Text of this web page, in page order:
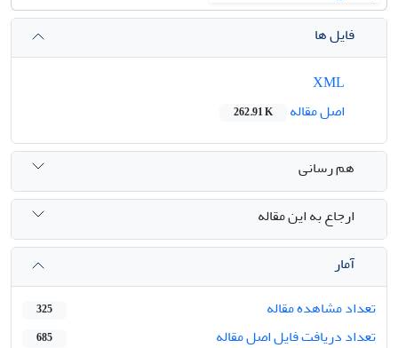
فایل ها
اصل مقاله
262.91 K
هم رسانی
ارجاع به این مقاله
آمار
تعداد مشاهده مقاله
325
تعداد دریافت فایل اصل مقاله 685